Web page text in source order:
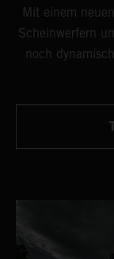
Mit einem
Scheinwerfern
noch